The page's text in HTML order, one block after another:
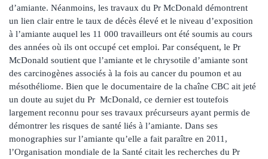
d’amiante. Néanmoins, les travaux du Pr McDonald démontrent
un lien clair entre le taux de décès élevé et le niveau d’exposition
à l’amiante auquel les 11 000 travailleurs ont été soumis au cours
des années où ils ont occupé cet emploi. Par conséquent, le Pr
McDonald soutient que l’amiante et le chrysotile d’amiante sont
des carcinogènes associés à la fois au cancer du poumon et au
mésothéliome. Bien que le documentaire de la chaîne CBC ait jeté
un doute au sujet du Pr McDonald, ce dernier est toutefois
largement reconnu pour ses travaux précurseurs ayant permis de
démontrer les risques de santé liés à l’amiante. Dans ses
monographies sur l’amiante qu’elle a fait paraître en 2011,
l’Organisation mondiale de la Santé citait les recherches du Pr